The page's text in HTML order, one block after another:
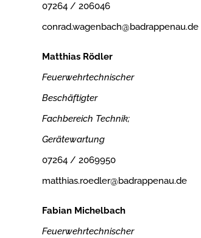
07264 / 206046
conrad.wagenbach@badrappenau.de
Matthias Rödler
Feuerwehrtechnischer
Beschäftigter
Fachbereich Technik;
Gerätewartung
07264 / 2069950
matthias.roedler@badrappenau.de
Fabian Michelbach
Feuerwehrtechnischer